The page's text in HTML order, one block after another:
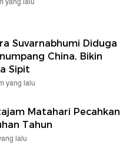
Suvarnabhumi Diduga
China, Bikin
Sipit
yang lalu
Matahari Pecahkan
Tahun
lalu